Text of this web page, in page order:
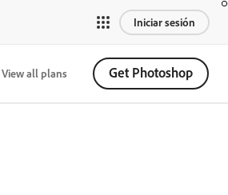
Iniciar sesión
View all plans Get Photoshop